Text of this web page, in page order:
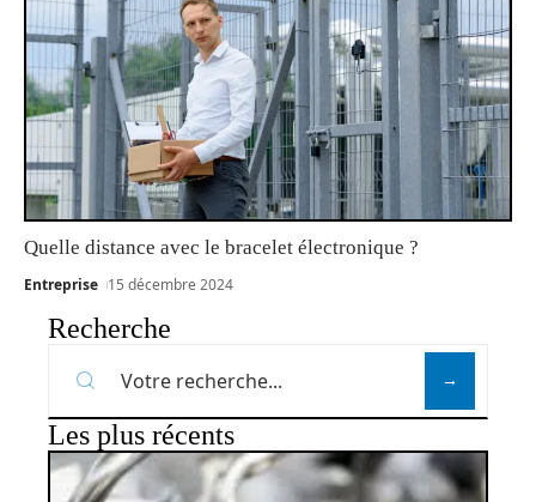
Quelle distance avec le bracelet électronique ?
Entreprise 15 décembre 2024
Recherche
Les plus récents